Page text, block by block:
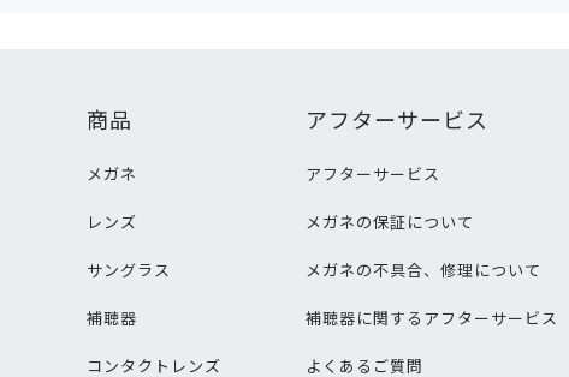
商品
メガネ
レンズ
サングラス
補聴器
コンタクトレンズ
アフターサービス
アフターサービス
メガネの保証について
メガネの不具合、修理について
補聴器に関するアフターサービス
よくあるご質問